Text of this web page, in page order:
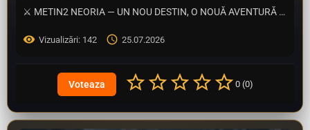
⚔️ METIN2 NEORIA — UN NOU DESTIN, O NOUĂ AVENTURĂ ⚔️ Ești gata să îți scrii propria legendă? Metin2 Neoria…
Vizualizări: 142 25.07.2026
0 (0)